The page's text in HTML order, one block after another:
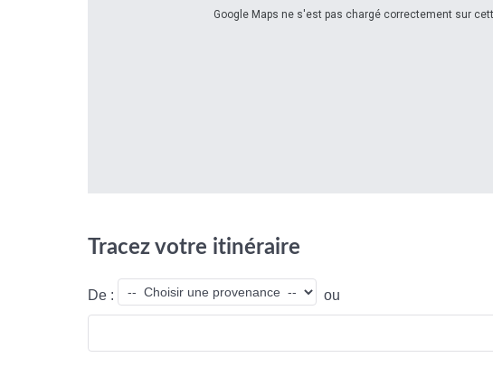
Google Maps ne s'est pas chargé correctement sur
Tracez votre itinéraire
De : ou